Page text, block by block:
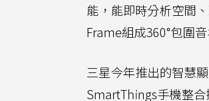
能，能即時分析空間
Frame組成360°包圍
三星今年推出的智慧
SmartThings手機整合